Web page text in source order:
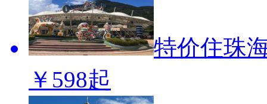
特价住珠
￥598起